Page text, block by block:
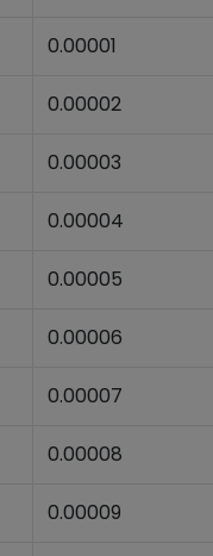
0.00001
0.00002
0.00003
0.00004
0.00005
0.00006
0.00007
0.00008
0.00009